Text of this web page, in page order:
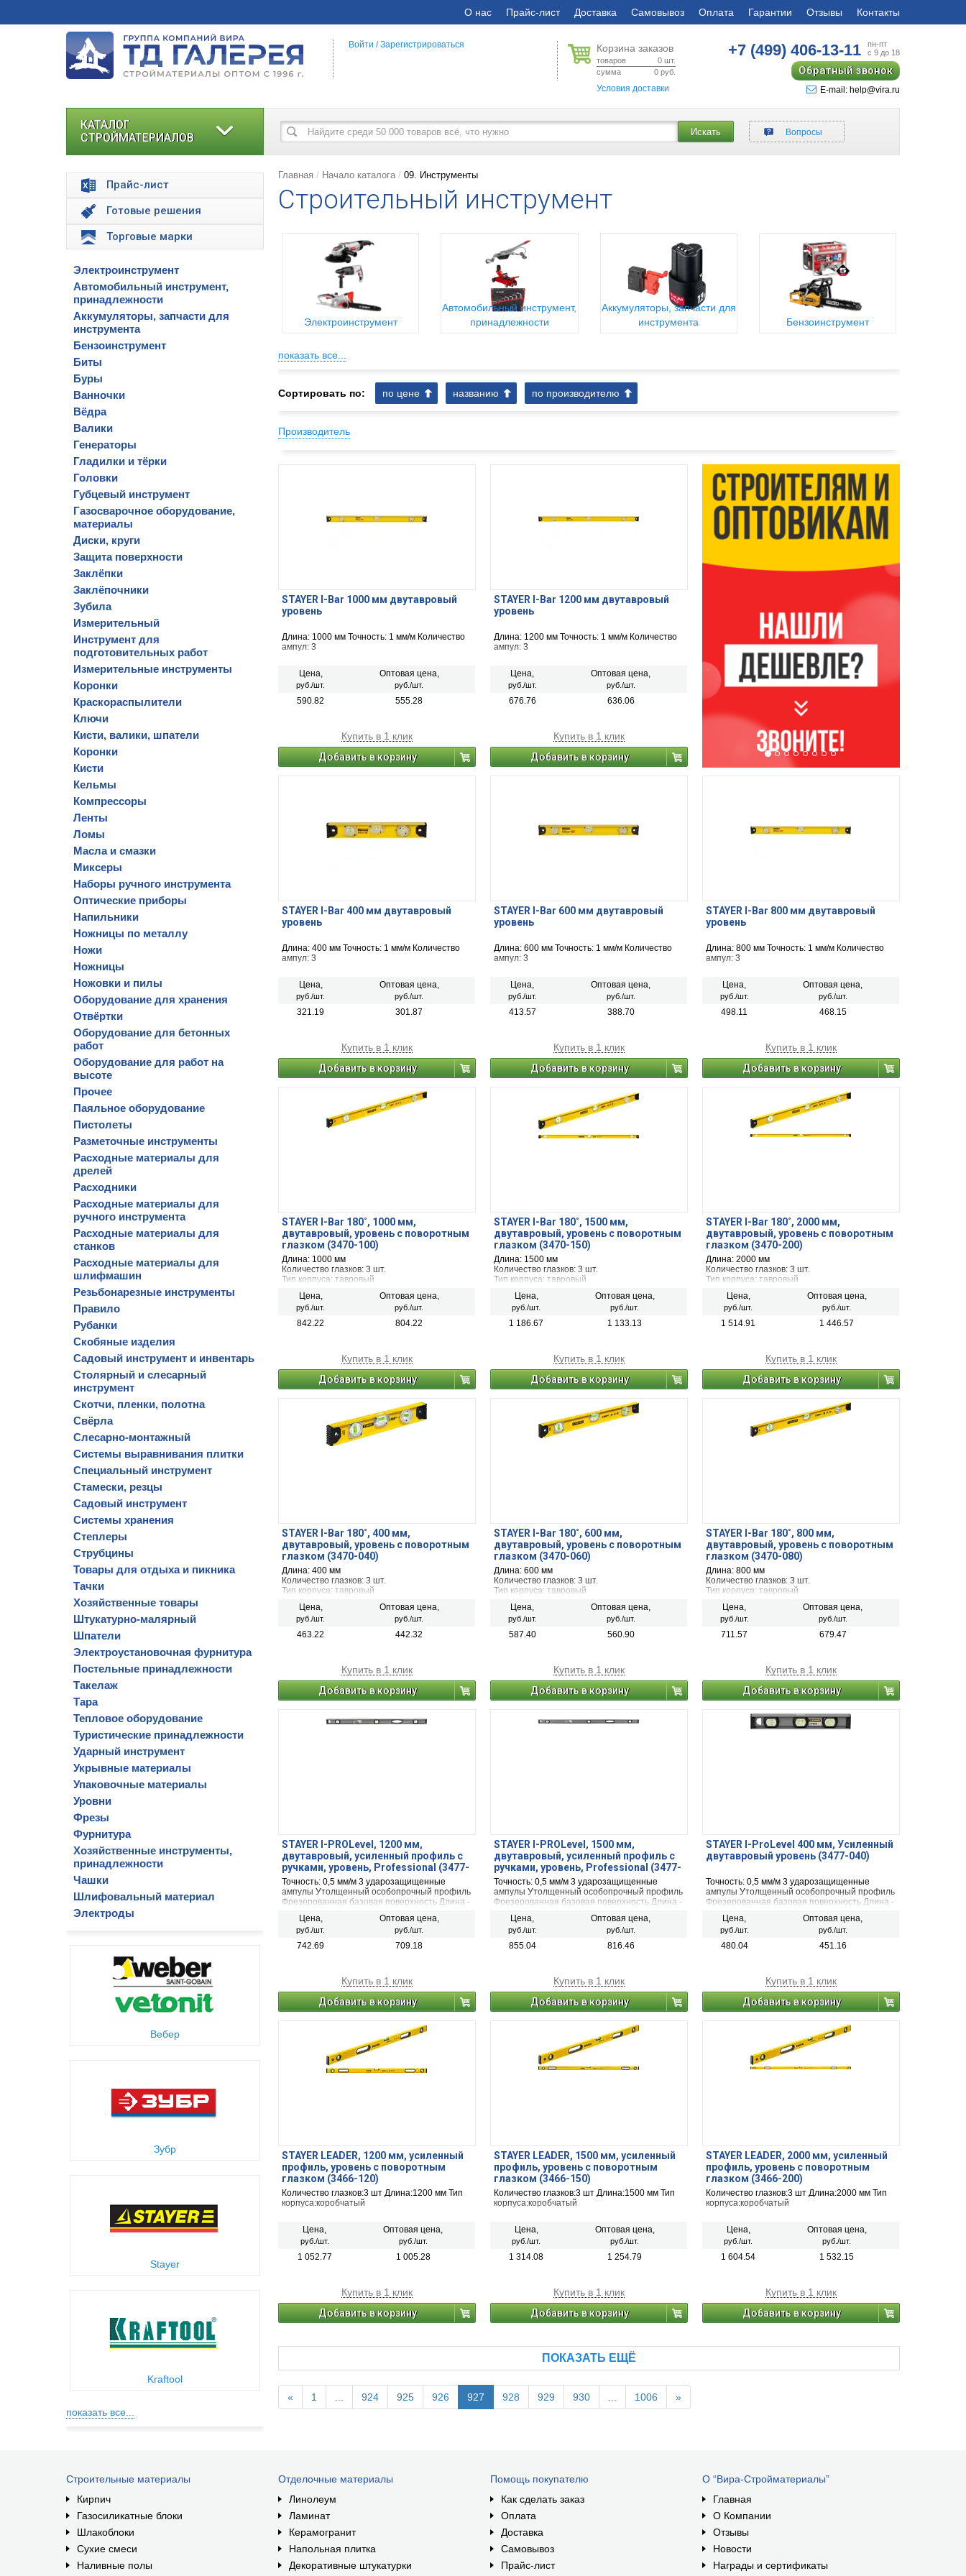
О нас Прайс-лист Доставка Самовывоз Оплата Гарантии Отзывы Контакты
Корзина заказов
товаров 0 шт.
сумма
0 руб.
Условия доставки
+7 (499)406-13-11
пн-пт
с 9 до 18
Обратный звонок
E-mail: help@vira.ru
Войти /Зарегистрироваться
КАТАЛОГ
СТРОЙМАТЕРИАЛОВ
Прайс-лист
Готовые решения
Торговые марки
Электроинструмент
Автомобильный инструмент,
принадлежности
Аккумуляторы, запчасти для
инструмента
Бензоинструмент
Биты
Буры
Ванночки
Вёдра
Валики
Генераторы
Гладилки и тёрки
Головки
Губцевый инструмент
Газосварочное оборудование,
материалы
Диски, круги
Защита поверхности
Заклёпки
Заклёпочники
Зубила
Измерительный
Инструмент для
подготовительных работ
Измерительные инструменты
Коронки
Краскораспылители
Ключи
Кисти, валики, шпатели
Коронки
Кисти
Кельмы
Компрессоры
Ленты
Ломы
Масла и смазки
Миксеры
Наборы ручного инструмента
Оптические приборы
Напильники
Ножницы по металлу
Ножи
Ножницы
Ножовки и пилы
Оборудование для хранения
Отвёртки
Оборудование для бетонных
работ
Оборудование для работ на
высоте
Прочее
Паяльное оборудование
Пистолеты
Разметочные инструменты
Расходные материалы для
дрелей
Расходники
Расходные материалы для
ручного инструмента
Расходные материалы для
станков
Расходные материалы для
шлифмашин
Резьбонарезные инструменты
Правило
Рубанки
Скобяные изделия
Садовый инструмент и инвентарь
Столярный и слесарный
инструмент
Скотчи, пленки, полотна
Свёрла
Слесарно-монтажный
Системы выравнивания плитки
Специальный инструмент
Стамески, резцы
Садовый инструмент
Системы хранения
Степлеры
Струбцины
Товары для отдыха и пикника
Тачки
Хозяйственные товары
Штукатурно-малярный
Шпатели
Электроустановочная фурнитура
Постельные принадлежности
Такелаж
Тара
Тепловое оборудование
Туристические принадлежности
Ударный инструмент
Укрывные материалы
Упаковочные материалы
Уровни
Фрезы
Фурнитура
Хозяйственные инструменты,
принадлежности
Чашки
Шлифовальный материал
Электроды
Вебер
Зубр
Stayer
Kraftool
показать все...
Искать Вопросы
Главная Начало каталога 09. Инструменты
Строительный инструмент
Электроинструмент
Автомобильный инструмент,
принадлежности
Аккумуляторы, запчасти для
инструмента
Бензоинструмент
показать все...
Сортировать по: по цене названию по производителю
Производитель
STAYER I-Bar 1000 мм двутавровый
уровень
Длина: 1000 мм Точность: 1 мм/м Количество
ампул: 3
Цена,
руб./шт.
Оптовая цена,
руб./шт.
590.82 555.28
Купить в 1 клик
Добавить в корзину
STAYER I-Bar 1200 мм двутавровый
уровень
Длина: 1200 мм Точность: 1 мм/м Количество
ампул: 3
Цена,
руб./шт.
Оптовая цена,
руб./шт.
676.76 636.06
Купить в 1 клик
Добавить в корзину
STAYER I-Bar 400 мм двутавровый
уровень
Длина: 400 мм Точность: 1 мм/м Количество
ампул: 3
Цена,
руб./шт.
Оптовая цена,
руб./шт.
321.19 301.87
Купить в 1 клик
Добавить в корзину
STAYER I-Bar 600 мм двутавровый
уровень
Длина: 600 мм Точность: 1 мм/м Количество
ампул: 3
Цена,
руб./шт.
Оптовая цена,
руб./шт.
413.57 388.70
Купить в 1 клик
Добавить в корзину
STAYER I-Bar 800 мм двутавровый
уровень
Длина: 800 мм Точность: 1 мм/м Количество
ампул: 3
Цена,
руб./шт.
Оптовая цена,
руб./шт.
498.11 468.15
Купить в 1 клик
Добавить в корзину
STAYER I-Bar 180˚, 1000 мм,
двутавровый, уровень с поворотным
глазком (3470-100)
Длина: 1000 мм
Количество глазков: 3 шт.
Тип корпуса: тавровый
Цена,
руб./шт.
Оптовая цена,
руб./шт.
842.22 804.22
Купить в 1 клик
Добавить в корзину
STAYER I-Bar 180˚, 1500 мм,
двутавровый, уровень с поворотным
глазком (3470-150)
Длина: 1500 мм
Количество глазков: 3 шт.
Тип корпуса: тавровый
Цена,
руб./шт.
Оптовая цена,
руб./шт.
1 186.67 1 133.13
Купить в 1 клик
Добавить в корзину
STAYER I-Bar 180˚, 2000 мм,
двутавровый, уровень с поворотным
глазком (3470-200)
Длина: 2000 мм
Количество глазков: 3 шт.
Тип корпуса: тавровый
Цена,
руб./шт.
Оптовая цена,
руб./шт.
1 514.91 1 446.57
Купить в 1 клик
Добавить в корзину
STAYER I-Bar 180˚, 400 мм,
двутавровый, уровень с поворотным
глазком (3470-040)
Длина: 400 мм
Количество глазков: 3 шт.
Тип корпуса: тавровый
Цена,
руб./шт.
Оптовая цена,
руб./шт.
463.22 442.32
Купить в 1 клик
Добавить в корзину
STAYER I-Bar 180˚, 600 мм,
двутавровый, уровень с поворотным
глазком (3470-060)
Длина: 600 мм
Количество глазков: 3 шт.
Тип корпуса: тавровый
Цена,
руб./шт.
Оптовая цена,
руб./шт.
587.40 560.90
Купить в 1 клик
Добавить в корзину
STAYER I-Bar 180˚, 800 мм,
двутавровый, уровень с поворотным
глазком (3470-080)
Длина: 800 мм
Количество глазков: 3 шт.
Тип корпуса: тавровый
Цена,
руб./шт.
Оптовая цена,
руб./шт.
711.57 679.47
Купить в 1 клик
Добавить в корзину
STAYER I-PROLevel, 1200 мм,
двутавровый, усиленный профиль с
ручками, уровень, Professional (3477-
120)
Точность: 0,5 мм/м 3 ударозащищенные
ампулы Утолщенный особопрочный профиль
Фрезерованная базовая поверхность Длина -
Цена,
руб./шт.
Оптовая цена,
руб./шт.
742.69 709.18
Купить в 1 клик
Добавить в корзину
STAYER I-PROLevel, 1500 мм,
двутавровый, усиленный профиль с
ручками, уровень, Professional (3477-
150)
Точность: 0,5 мм/м 3 ударозащищенные
ампулы Утолщенный особопрочный профиль
Фрезерованная базовая поверхность Длина -
Цена,
руб./шт.
Оптовая цена,
руб./шт.
855.04 816.46
Купить в 1 клик
Добавить в корзину
STAYER I-ProLevel 400 мм, Усиленный
двутавровый уровень (3477-040)
Точность: 0,5 мм/м 3 ударозащищенные
ампулы Утолщенный особопрочный профиль
Фрезерованная базовая поверхность Длина -
Цена,
руб./шт.
Оптовая цена,
руб./шт.
480.04 451.16
Купить в 1 клик
Добавить в корзину
STAYER LEADER, 1200 мм, усиленный
профиль, уровень с поворотным
глазком (3466-120)
Количество глазков:3 шт Длина:1200 мм Тип
корпуса:коробчатый
Цена,
руб./шт.
Оптовая цена,
руб./шт.
1 052.77 1 005.28
Купить в 1 клик
Добавить в корзину
STAYER LEADER, 1500 мм, усиленный
профиль, уровень с поворотным
глазком (3466-150)
Количество глазков:3 шт Длина:1500 мм Тип
корпуса:коробчатый
Цена,
руб./шт.
Оптовая цена,
руб./шт.
1 314.08 1 254.79
Купить в 1 клик
Добавить в корзину
STAYER LEADER, 2000 мм, усиленный
профиль, уровень с поворотным
глазком (3466-200)
Количество глазков:3 шт Длина:2000 мм Тип
корпуса:коробчатый
Цена,
руб./шт.
Оптовая цена,
руб./шт.
1 604.54 1 532.15
Купить в 1 клик
Добавить в корзину
ПОКАЗАТЬ ЕЩЁ
« 1 924 925 926 927 928 929 930 1006 »
Строительные материалы
Кирпич
Газосиликатные блоки
Шлакоблоки
Сухие смеси
Наливные полы
Отделочные материалы
Линолеум
Ламинат
Керамогранит
Напольная плитка
Декоративные штукатурки
Помощь покупателю
Как сделать заказ
Оплата
Доставка
Самовывоз
Прайс-лист
О “Вира-Стройматериалы”
Главная
О Компании
Отзывы
Новости
Награды и сертификаты